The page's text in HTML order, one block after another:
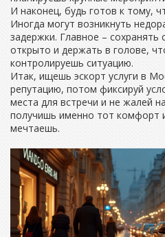
И наконец, будь готов к тому,
Иногда могут возникнуть
задержки. Главное – сохранять
открыто и держать в голове,
контролируешь ситуацию.
Итак, ищешь эскорт услуги в
репутацию, потом фиксируй
места для встречи и не жалей
получишь именно тот комфорт
мечтаешь.